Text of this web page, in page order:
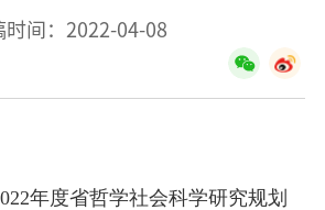
时间：2022-04-08
年度省哲学社会科学研究规划